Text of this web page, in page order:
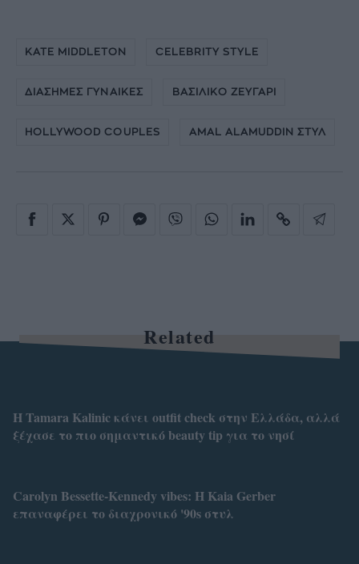
KATE MIDDLETON CELEBRITY STYLE
ΔΙΑΣΗΜΕΣ ΓΥΝΑΙΚΕΣ ΒΑΣΙΛΙΚΟ ΖΕΥΓΑΡΙ
HOLLYWOOD COUPLES AMAL ALAMUDDIN ΣΤΥΛ
Related
Η Tamara Kalinic κάνει outfit check στην Ελλάδα, αλλά
ξέχασε το πιο σημαντικό beauty tip για το νησί
Carolyn Bessette-Kennedy vibes: Η Kaia Gerber
επαναφέρει το διαχρονικό '90s στυλ